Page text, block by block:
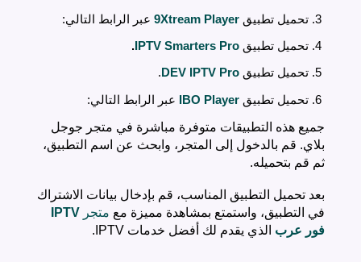
تحميل تطبيق 9Xtream Player عبر الرابط التالي:
تحميل تطبيق IPTV Smarters Pro
.
تحميل تطبيق DEV IPTV Pro
.
تحميل تطبيق IBO Player عبر الرابط التالي:
جميع هذه التطبيقات متوفرة مباشرة في متجر جوجل
بلاي. قم بالدخول إلى المتجر، وابحث عن اسم التطبيق،
ثم قم بتحميله.
بعد تحميل التطبيق المناسب، قم بإدخال بيانات الاشتراك
في التطبيق، واستمتع بمشاهدة مميزة مع متجر IPTV
فور عرب الذي يقدم لك أفضل خدمات IPTV.